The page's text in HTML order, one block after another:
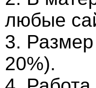
любые
3.
20%).